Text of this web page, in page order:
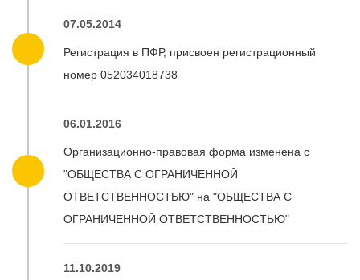
07.05.2014
Регистрация в ПФР, присвоен регистрационный
номер 052034018738
06.01.2016
Организационно-правовая форма изменена с
"ОБЩЕСТВА С ОГРАНИЧЕННОЙ
ОТВЕТСТВЕННОСТЬЮ" на "ОБЩЕСТВА С
ОГРАНИЧЕННОЙ ОТВЕТСТВЕННОСТЬЮ"
11.10.2019